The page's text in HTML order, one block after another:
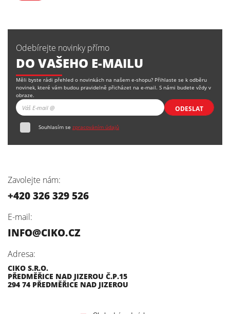
Odebírejte novinky přímo
DO VAŠEHO E-MAILU
Měli byste rádi přehled o novinkách na našem e-shopu? Přihlaste se k odběru
novinek, které vám budou pravidelně přicházet na e-mail. S námi budete vždy v
obraze.
ODESLAT
Souhlasím se zpracováním údajů
Zavolejte nám:
+420 326 329 526
E-mail:
INFO@CIKO.CZ
Adresa:
CIKO S.R.O.
PŘEDMĚŘICE NAD JIZEROU Č.P.15
294 74 PŘEDMĚŘICE NAD JIZEROU